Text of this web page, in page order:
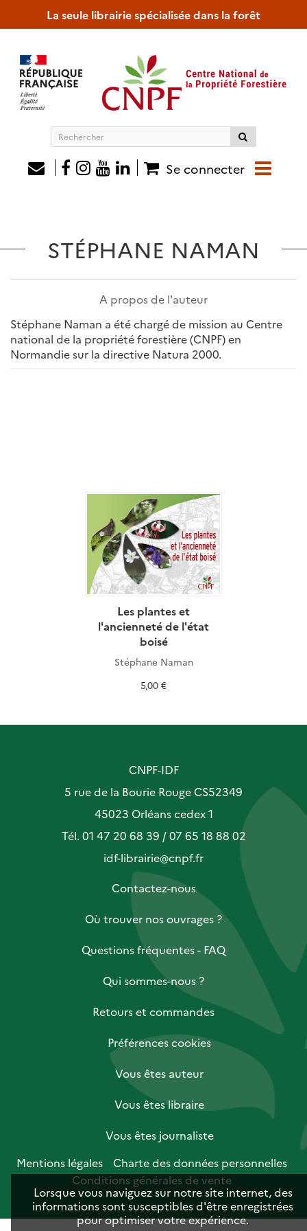
Lorsque vous naviguez sur notre site internet, des
informations sont susceptibles d'être enregistrées
pour optimiser votre expérience.
La seule librairie spécialisée dans la forêt
Rechercher
siteSe connecter
STÉPHANE NAMAN
A propos de l'auteur
Stéphane Naman a été chargé de mission au Centre
national de la propriété forestière (CNPF) en
Normandie sur la directive Natura 2000.
Les plantes et
l'ancienneté de l'état
boisé
Stéphane Naman
5,00 €
CNPF-IDF
5 rue de la Bourie Rouge CS52349
45023 Orléans cedex 1
Tél. 01 47 20 68 39 / 07 65 18 88 02
idf-librairie@cnpf.fr
Contactez-nous
Où trouver nos ouvrages ?
Questions fréquentes - FAQ
Qui sommes-nous ?
Retours et commandes
Préférences cookies
Vous êtes auteur
Vous êtes libraire
Vous êtes journaliste
Mentions légales
Charte des données personnelles
Conditions générales de vente